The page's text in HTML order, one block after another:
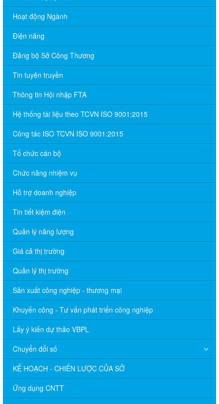
Hoạt động Ngành
Điện năng
Đảng bộ Sở Công Thương
Tin tuyên truyền
Thông tin Hội nhập FTA
Hệ thống tài liệu theo TCVN ISO 9001:2015
Công tác ISO TCVN ISO 9001:2015
Tổ chức cán bộ
Chức năng nhiệm vụ
Hỗ trợ doanh nghiệp
Tin tiết kiệm điện
Quản lý năng lượng
Giá cả thị trường
Quản lý thị trường
Sản xuất công nghiệp - thương mại
Khuyến công - Tư vấn phát triển công nghiệp
Lấy ý kiến dự thảo VBPL
Chuyển đổi số
KẾ HOẠCH - CHIẾN LƯỢC CỦA SỞ
Ứng dụng CNTT